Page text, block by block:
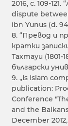
2016, с. 109-
dispute
ibn Yunus (d.
8. “Превод и
кратки
Тахтaуи
български
9. „Is Islam
publication:
Conference
and the
December